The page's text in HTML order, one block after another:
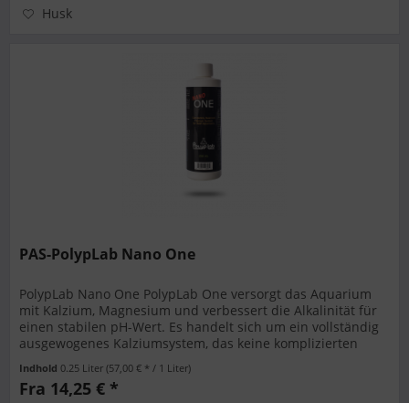
Husk
PAS-PolypLab Nano One
PolypLab Nano One PolypLab One versorgt das Aquarium
mit Kalzium, Magnesium und verbessert die Alkalinität für
einen stabilen pH-Wert. Es handelt sich um ein vollständig
ausgewogenes Kalziumsystem, das keine komplizierten
Indhold 0.25 Liter(57,00 € * / 1 Liter)
Fra 14,25 € *